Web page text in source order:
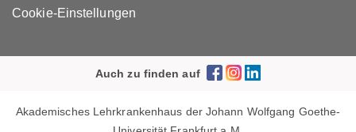
Cookie-Einstellungen
Auch zu finden auf
Akademisches Lehrkrankenhaus der Johann Wolfgang Goethe-